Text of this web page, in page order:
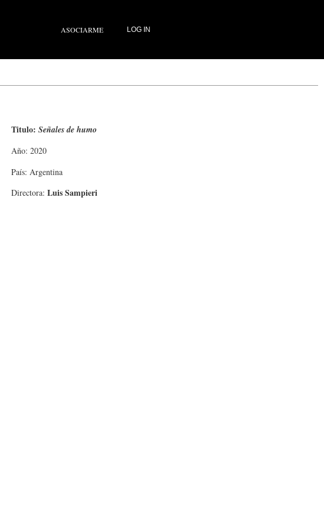
ASOCIARME LOG IN
Titulo: Señales de humo
Año: 2020
País: Argentina
Directora: Luis Sampieri